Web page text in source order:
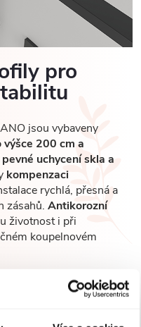
pro
jsou vybaveny
200 cm a
pevné uchycení skla a
kompenzaci
rychlá, přesná a
zásahů. Antikorozní
životnost i při
koupelnovém